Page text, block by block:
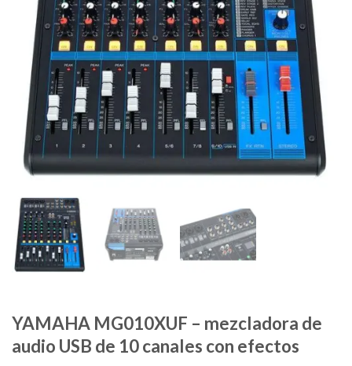
YAMAHA MG010XUF – mezcladora de
audio USB de 10 canales con efectos